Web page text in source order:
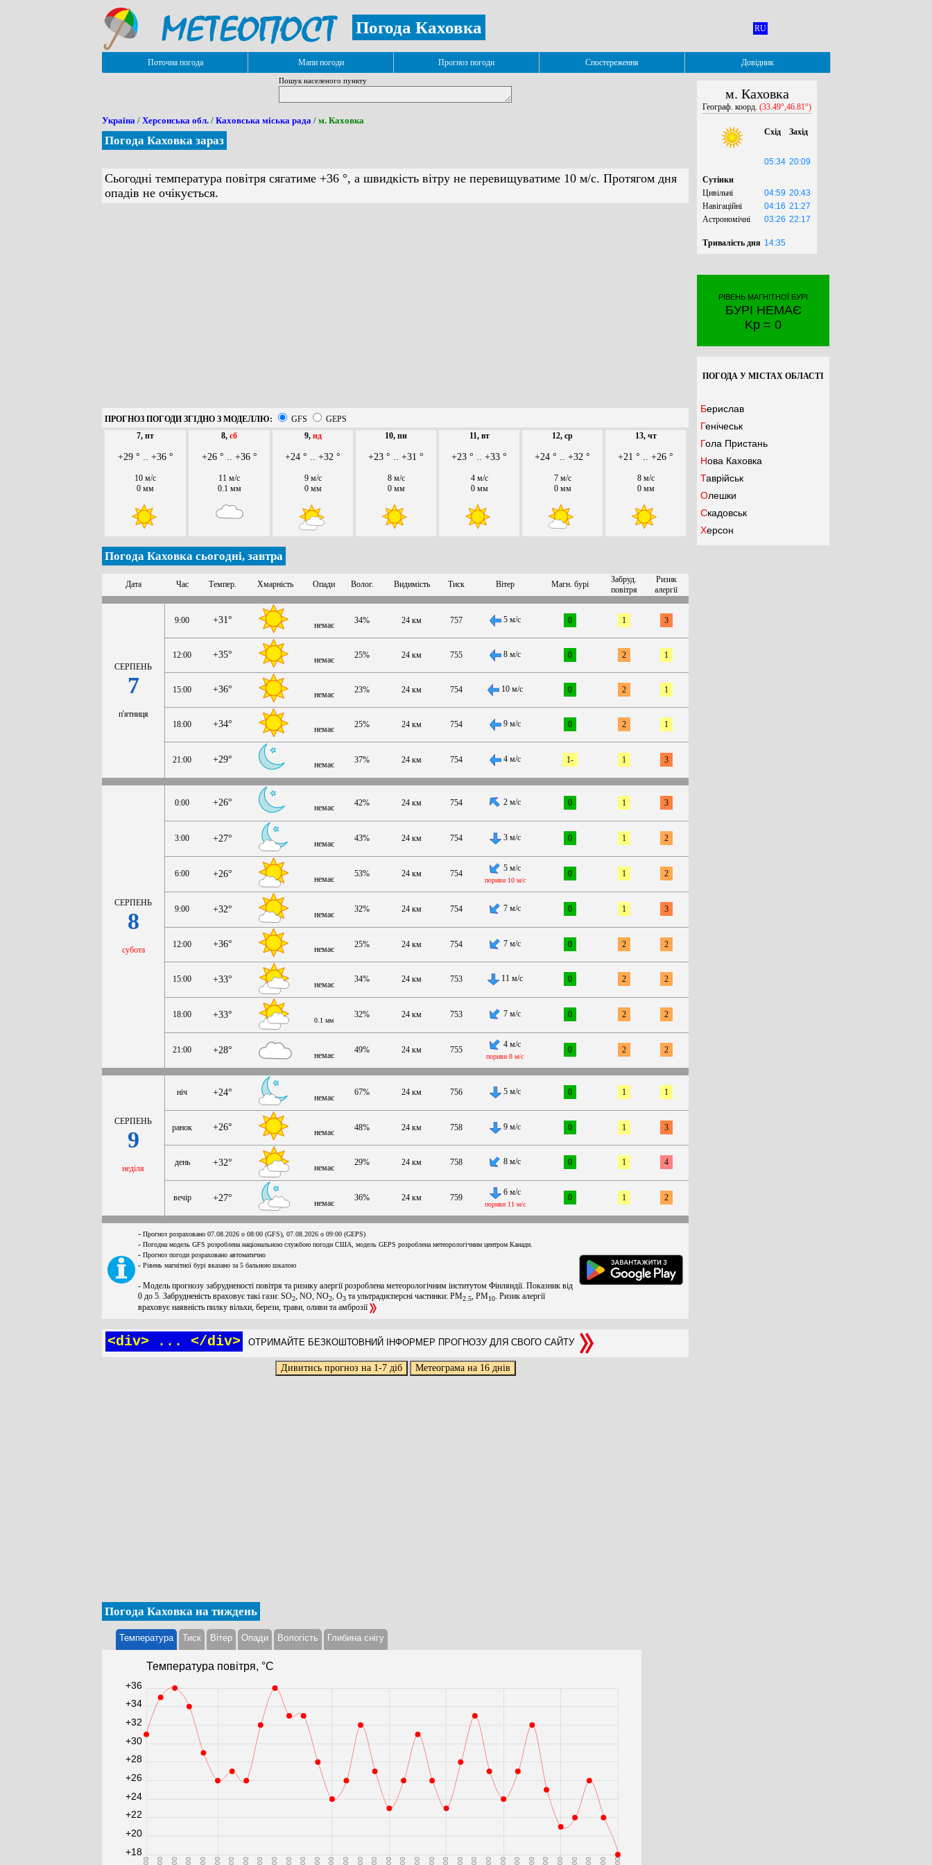
Погода Каховка RU
Поточна погода Мапи погоди Прогноз погоди Спостереження Довідник
Пошук населеного пункту
Україна / Херсонська обл. / Каховська міська рада / м. Каховка
Погода Каховка зараз
Сьогодні температура повітря сягатиме +36 °, а швидкість вітру не перевищуватиме 10 м/с. Протягом дня
опадів не очікується.
ПРОГНОЗ ПОГОДИ ЗГІДНО З МОДЕЛЛЮ: GFS
GEPS
7, пт
+29 ° .. +36 °
10 м/с
0 мм
8, сб
+26 ° .. +36 °
11 м/с
0.1 мм
9, нд
+24 ° .. +32 °
9 м/с
0 мм
10, пн
+23 ° .. +31 °
8 м/с
0 мм
11, вт
+23 ° .. +33 °
4 м/с
0 мм
12, ср
+24 ° .. +32 °
7 м/с
0 мм
13, чт
+21 ° .. +26 °
8 м/с
0 мм
Погода Каховка сьогодні, завтра
Дата Час Темпер. Хмарність Опади Волог. Видимість Тиск Вітер Магн. бурі
Забруд.
повітря
Ризик
алергії
СЕРПЕНЬ
7
п'ятниця
9:00 +31° немає 34% 24 км 757 5 м/с 0 1 3
12:00 +35° немає 25% 24 км 755 8 м/с 0 2 1
15:00 +36° немає 23% 24 км 754 10 м/с 0 2 1
18:00 +34° немає 25% 24 км 754 9 м/с 0 2 1
21:00 +29° немає 37% 24 км 754 4 м/с 1- 1 3
СЕРПЕНЬ
8
субота
0:00 +26° немає 42% 24 км 754 2 м/с 0 1 3
3:00 +27° немає
43% 24 км 754 3 м/с 0 1 2
6:00 +26° немає
53% 24 км 754
5 м/с
пориви 10 м/с
0 1 2
9:00 +32° немає
32% 24 км 754 7 м/с 0 1 3
12:00 +36° немає 25% 24 км 754 7 м/с 0 2 2
15:00 +33° немає
34% 24 км 753 11 м/с 0 2 2
18:00 +33°
0.1 мм
32% 24 км 753 7 м/с 0 2 2
21:00 +28° немає
49% 24 км 755
4 м/с
пориви 8 м/с
0 2 2
СЕРПЕНЬ
9
неділя
ніч +24° немає
67% 24 км 756 5 м/с 0 1 1
ранок +26° немає 48% 24 км 758 9 м/с 0 1 3
день +32° немає
29% 24 км 758 8 м/с 0 1 4
вечір +27° немає
36% 24 км 759
6 м/с
пориви 11 м/с
0 1 2
- Прогноз розраховано 07.08.2026 о 08:00 (GFS), 07.08.2026 о 09:00 (GEPS)
- Погодна модель GFS розроблена національною службою погоди США, модель GEPS розроблена метеорологічним центром Канади.
- Прогноз погоди розраховано автоматично
- Рівень магнітної бурі вказано за 5 бальною шкалою
- Модель прогнозу забрудненості повітря та ризику алергії розроблена метеорологічним інститутом Фінляндії. Показник від
0 до 5. Забрудненість враховує такі гази: SO2 , NO, NO2 , O3 та ультрадисперсні частинки: PM2.5 , PM10 . Ризик алергії
враховує наявність пилку вільхи, берези, трави, оливи та амброзії
<div> ... </div> ОТРИМАЙТЕ БЕЗКОШТОВНИЙ ІНФОРМЕР ПРОГНОЗУ ДЛЯ СВОГО САЙТУ
Погода Каховка на тиждень
Температура Тиск Вітер Опади Вологість Глибина снігу
Температура повітря, °С
+18
+20
+22
+24
+26
+28
+30
+32
+34
+36
м. Каховка
Географ. коорд. (33.49°,46.81°)
Схід Захід
05:34 20:09
Сутінки
Цивільні
04:59 20:43
Навігаційні
04:16 21:27
Астрономічні
03:26 22:17
Тривалість дня 14:35
РІВЕНЬ МАГНІТНОЇ БУРІ
БУРІ НЕМАЄ
Kp = 0
ПОГОДА У МІСТАХ ОБЛАСТІ
Берислав
Генічеськ
Гола Пристань
Нова Каховка
Таврійськ
Олешки
Скадовськ
Херсон